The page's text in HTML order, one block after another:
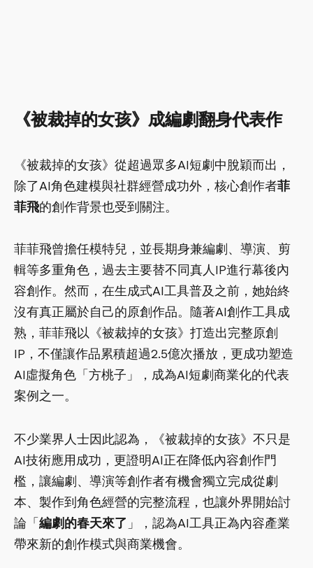
《被裁掉的女孩》成編劇翻身代表作
《被裁掉的女孩》從超過眾多AI短劇中脫穎而出，
除了AI角色建模與社群經營成功外，核心創作者菲
菲飛的創作背景也受到關注。
菲菲飛曾擔任模特兒，並長期身兼編劇、導演、剪
輯等多重角色，過去主要替不同真人IP進行幕後內
容創作。然而，在生成式AI工具普及之前，她始終
沒有真正屬於自己的原創作品。隨著AI創作工具成
熟，菲菲飛以《被裁掉的女孩》打造出完整原創
IP，不僅讓作品累積超過2.5億次播放，更成功塑造
AI虛擬角色「方桃子」，成為AI短劇商業化的代表
案例之一。
不少業界人士因此認為，《被裁掉的女孩》不只是
AI技術應用成功，更證明AI正在降低內容創作門
檻，讓編劇、導演等創作者有機會獨立完成從劇
本、製作到角色經營的完整流程，也讓外界開始討
論「 編劇的春天來了 」，認為AI工具正為內容產業
帶來新的創作模式與商業機會。